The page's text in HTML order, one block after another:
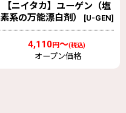
【ニイタカ】ユーゲン（塩
素系の万能漂白剤）
[U-GEN]
4,110円～(税込)
オープン価格